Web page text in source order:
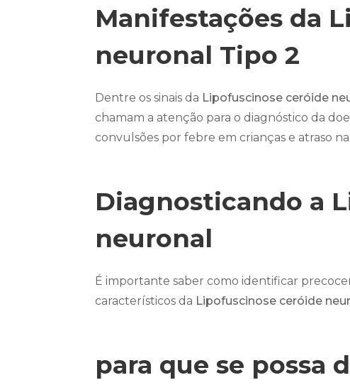
Manifestações da
neuronal Tipo 2
Dentre os sinais da Lipofuscinose ceróide
chamam a atenção para o diagnóstico da
convulsões por febre em crianças e atraso
Diagnosticando a
neuronal
É importante saber como identificar
característicos da Lipofuscinose ceróide
para que se possa